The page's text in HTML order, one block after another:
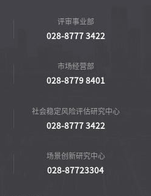
评审事业部
028-8777 3422
市场经营部
028-8779 8401
社会稳定风险评估研究中心
028-8777 3422
场景创新研究中心
028-87723304